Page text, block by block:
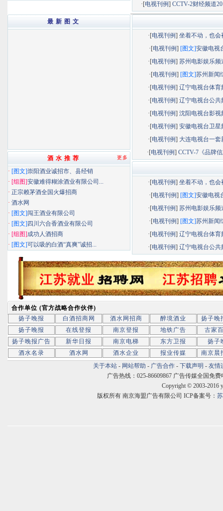
·[电视刊例] CCTV-2财经频道
·[电视刊例]坐着不动，也会
·[电视刊例] [图文]安徽电视
·[电视刊例]苏州电影娱乐频
·[电视刊例] [图文]苏州新闻
·[电视刊例]辽宁电视台体育
·[电视刊例]辽宁电视台公共
·[电视刊例]沈阳电视台影视
·[电视刊例]安徽电视台卫星
·[电视刊例] 大连电视台一套
·[电视刊例] CCTV-7《品牌
·[电视刊例]坐着不动，也会
·[电视刊例] [图文]安徽电视
·[电视刊例]苏州电影娱乐频
·[电视刊例] [图文]苏州新闻
·[电视刊例]辽宁电视台体育
·[电视刊例]辽宁电视台公共
最 新 图 文
更多
酒 水 推 荐
· [图文]崇阳酒业诚招市、县经销
· [组图]安徽难得糊涂酒业有限公司...
· 正宗赖茅酒全国火爆招商
· 酒水网
· [图文]闯王酒业有限公司
· [图文] 四川六合香酒业有限公司
· [组图]成功人酒招商
· [图文]可以吸的白酒“真爽”诚招...
合作单位 (官方战略合作伙伴)
扬子晚报
白酒招商网 酒水网招商 醉境酒业
扬子晚
扬子晚报
在线登报 南京登报 地铁广告
古家
扬子晚报广告
新华日报 南京电梯 东方卫报
扬子
酒水名录
酒水网 酒水企业 报业传媒
南京晨
关于本站 - 网站帮助 - 广告合作 - 下载声明 - 友情
广告热线：025-86609867 广告传媒全国免费
Copyright © 2003-2016
版权所有 南京海盟广告有限公司 ICP备案号：